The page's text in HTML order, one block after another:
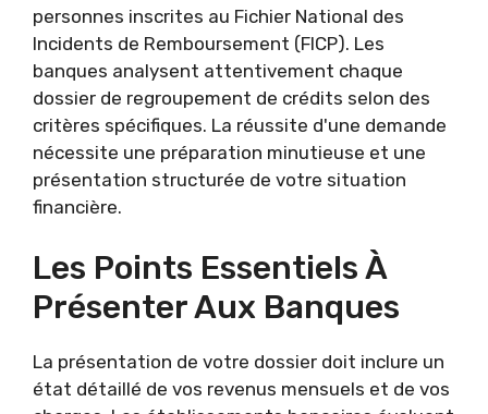
personnes inscrites au Fichier National des
Incidents de Remboursement (FICP). Les
banques analysent attentivement chaque
dossier de regroupement de crédits selon des
critères spécifiques. La réussite d'une demande
nécessite une préparation minutieuse et une
présentation structurée de votre situation
financière.
Les Points Essentiels À
Présenter Aux Banques
La présentation de votre dossier doit inclure un
état détaillé de vos revenus mensuels et de vos